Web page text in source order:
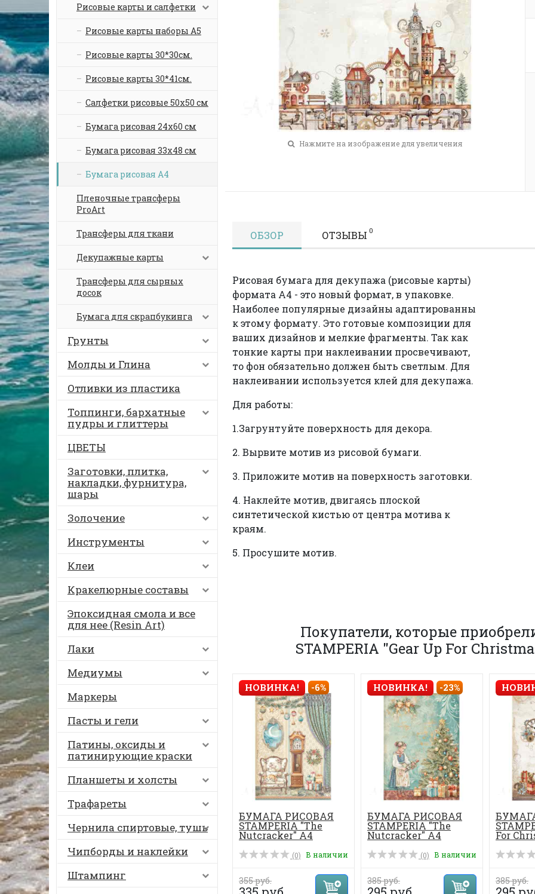
Рисовые карты и салфетки
Рисовые карты наборы А5
Рисовые карты 30*30см.
Рисовые карты 30*41см.
Салфетки рисовые 50х50 см
Бумага рисовая 24х60 см
Бумага рисовая 33х48 см
Бумага рисовая А4
Пленочные трансферы
ProArt
Трансферы для ткани
Декупажные карты
Трансферы для сырных
досок
Бумага для скрапбукинга
Грунты
Молды и Глина
Отливки из пластика
Топпинги, бархатные
пудры и глиттеры
ЦВЕТЫ
Заготовки, плитка,
накладки, фурнитура,
шары
Золочение
Инструменты
Клеи
Кракелюрные составы
Эпоксидная смола и все
для нее (Resin Art)
Лаки
Медиумы
Маркеры
Пасты и гели
Патины, оксиды и
патинирующие краски
Планшеты и холсты
Трафареты
Чернила спиртовые, тушь
Чипборды и наклейки
Штампинг
Нажмите на изображение для увеличения
ОБЗОР ОТЗЫВЫ 0
Рисовая бумага для декупажа (рисовые карты)
формата А4 - это новый формат, в упаковке.
Наиболее популярные дизайны адаптированны
к этому формату. Это готовые композиции для
ваших дизайнов и мелкие фрагменты. Так как
тонкие карты при наклеивании просвечивают,
то фон обязательно должен быть светлым. Для
наклеивании используется клей для декупажа.
Для работы:
1.Загрунтуйте поверхность для декора.
2. Вырвите мотив из рисовой бумаги.
3. Приложите мотив на поверхность заготовки.
4. Наклейте мотив, двигаясь плоской
синтетической кистью от центра мотива к
краям.
5. Просушите мотив.
Покупатели, которые
STAMPERIA "Gear Up For
НОВИНКА! -6%
БУМАГА РИСОВАЯ
STAMPERIA "The
Nutcracker" А4
(0) В наличии
355 руб.
НОВИНКА! -23%
БУМАГА РИСОВАЯ
STAMPERIA "The
Nutcracker" А4
(0) В наличии
385 руб.
For
385 руб.